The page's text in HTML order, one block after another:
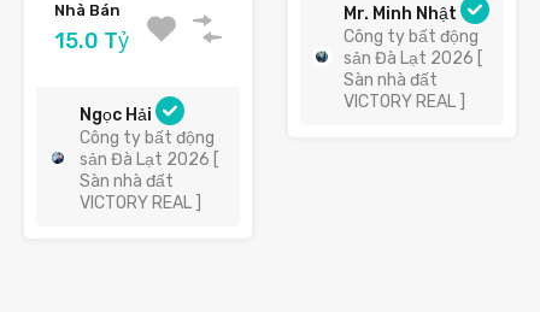
Nhà Bán
15.0 Tỷ
Ngọc Hải
Công ty bất động
sản Đà Lạt 2026 [
Sàn nhà đất
VICTORY REAL ]
Mr. Minh Nhật
Công ty bất động
sản Đà Lạt 2026 [
Sàn nhà đất
VICTORY REAL ]